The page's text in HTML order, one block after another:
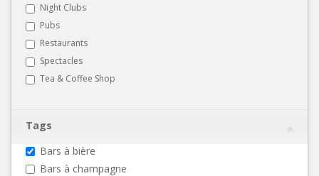
Night Clubs
Pubs
Restaurants
Spectacles
Tea & Coffee Shop
Tags
Bars à bière
Bars à champagne